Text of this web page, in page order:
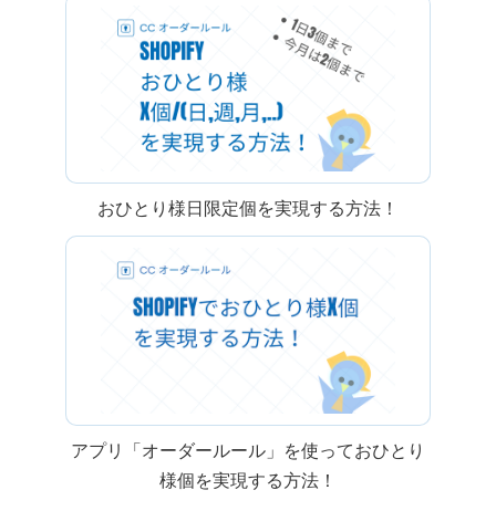
Shopify おひとり様y日限定x個を実現する方法！
Shopify アプリ「CC オーダールール」を使っておひとり
様x個を実現する方法！